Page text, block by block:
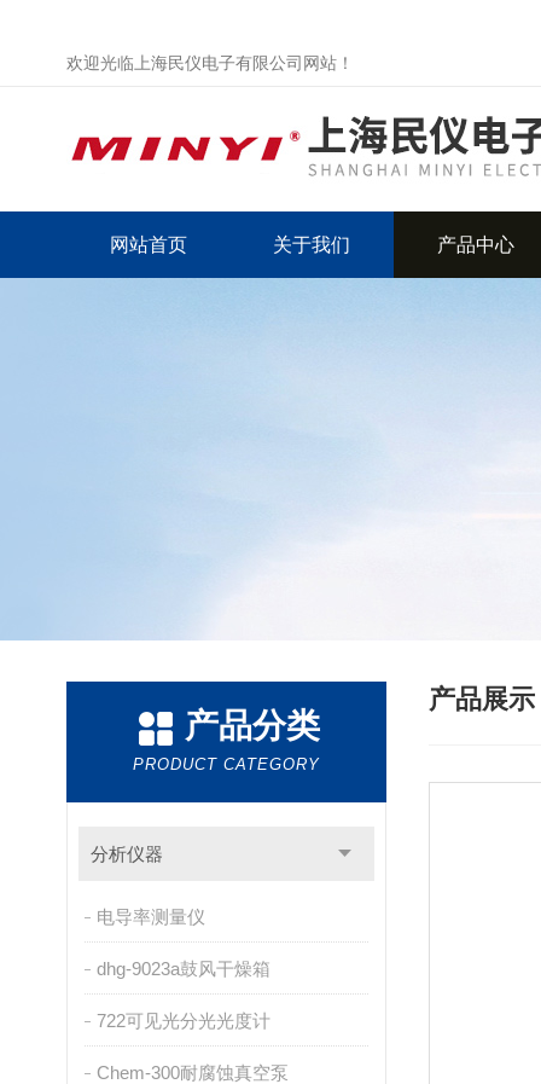
欢迎光临上海民仪电子有限公司网站！
网站首页 关于我们 产品中心
产品分类
PRODUCT CATEGORY
分析仪器
电导率测量仪
dhg-9023a鼓风干燥箱
722可见光分光光度计
Chem-300耐腐蚀真空泵
产品展示